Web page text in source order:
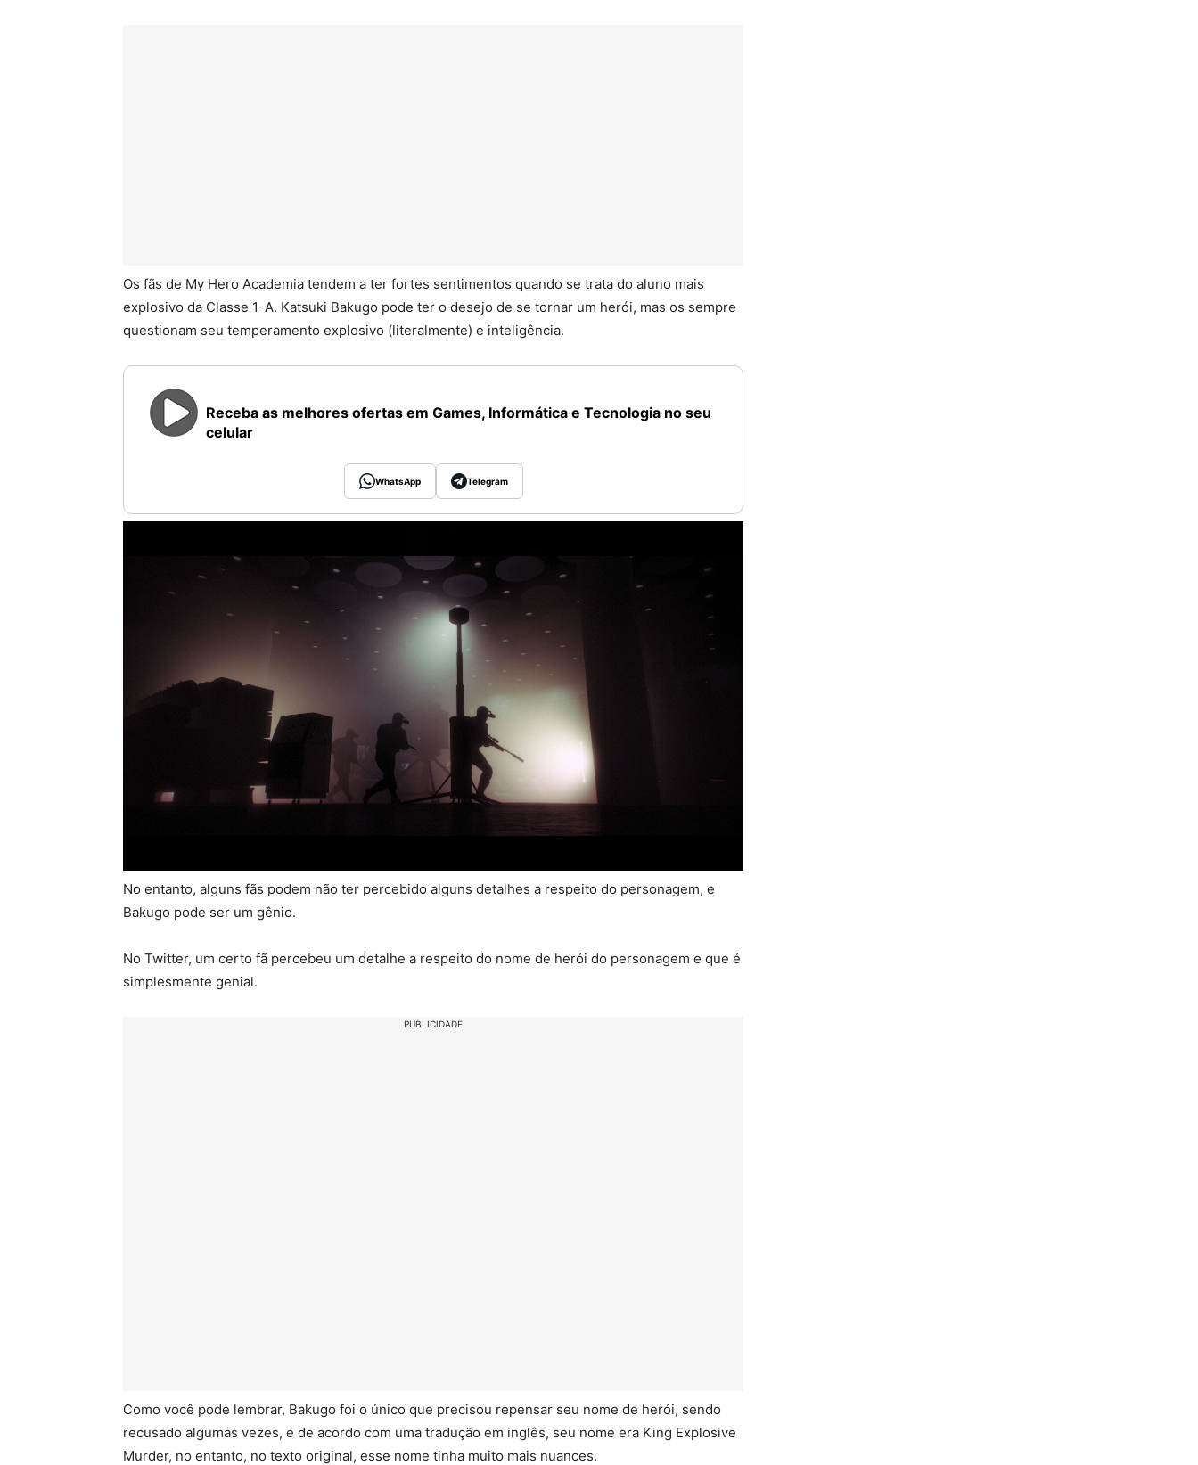
Os fãs de My Hero Academia tendem a ter fortes sentimentos quando se trata do aluno mais
explosivo da Classe 1-A. Katsuki Bakugo pode ter o desejo de se tornar um herói, mas os sempre
questionam seu temperamento explosivo (literalmente) e inteligência.
Receba as melhores ofertas em Games, Informática e Tecnologia no seu
celular
WhatsApp Telegram
No entanto, alguns fãs podem não ter percebido alguns detalhes a respeito do personagem, e
Bakugo pode ser um gênio.
No Twitter, um certo fã percebeu um detalhe a respeito do nome de herói do personagem e que é
simplesmente genial.
PUBLICIDADE
Como você pode lembrar, Bakugo foi o único que precisou repensar seu nome de herói, sendo
recusado algumas vezes, e de acordo com uma tradução em inglês, seu nome era King Explosive
Murder, no entanto, no texto original, esse nome tinha muito mais nuances.